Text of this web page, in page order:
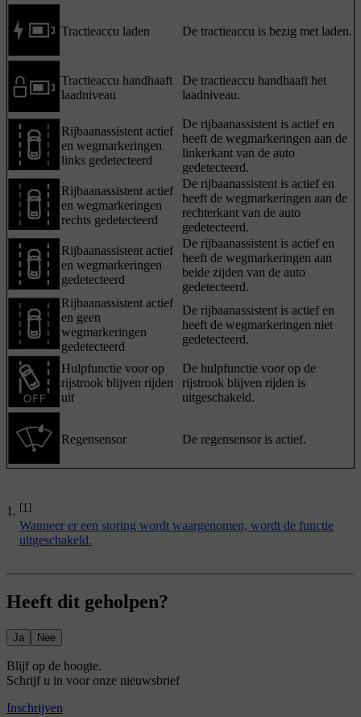
Tractieaccu laden De tractieaccu is bezig met laden.
Tractieaccu handhaaft
laadniveau
De tractieaccu handhaaft het
laadniveau.
Rijbaanassistent actief
en wegmarkeringen
links gedetecteerd
De rijbaanassistent is actief en
heeft de wegmarkeringen aan de
linkerkant van de auto
gedetecteerd.
Rijbaanassistent actief
en wegmarkeringen
rechts gedetecteerd
De rijbaanassistent is actief en
heeft de wegmarkeringen aan de
rechterkant van de auto
gedetecteerd.
Rijbaanassistent actief
en wegmarkeringen
gedetecteerd
De rijbaanassistent is actief en
heeft de wegmarkeringen aan
beide zijden van de auto
gedetecteerd.
Rijbaanassistent actief
en geen
wegmarkeringen
gedetecteerd
De rijbaanassistent is actief en
heeft de wegmarkeringen niet
gedetecteerd.
Hulpfunctie voor op
rijstrook blijven rijden
uit
De hulpfunctie voor op de
rijstrook blijven rijden is
uitgeschakeld.
Regensensor De regensensor is actief.
[1]
Wanneer er een storing wordt waargenomen, wordt de functie
uitgeschakeld.
Heeft dit geholpen?
Ja Nee